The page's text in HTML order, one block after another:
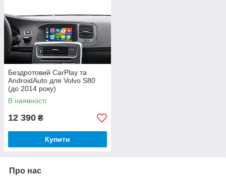
Бездротовий CarPlay та
AndroidAuto для Volvo S80
(до 2014 року)
В наявності
12 390 ₴
Купити
Про нас